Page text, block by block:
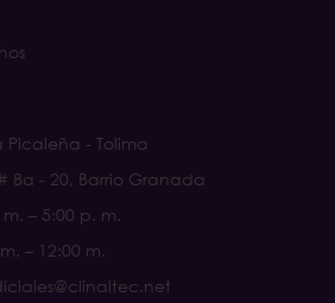
Picaleña - Tolima
8a - 20, Barrio Granada
– 5:00 p. m.
– 12:00 m.